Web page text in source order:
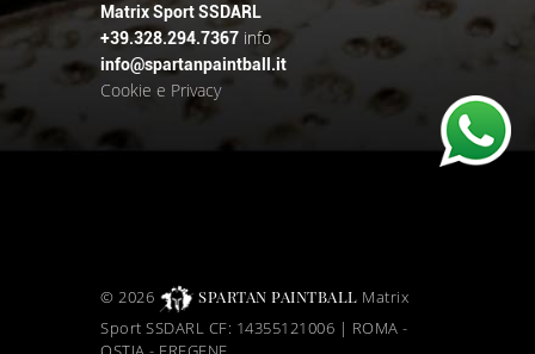
Matrix Sport SSDARL
+39.328.294.7367 info
info@spartanpaintball.it
Cookie e Privacy
© 2026 SPARTAN PAINTBALL Matrix
Sport SSDARL CF: 14355121006 | ROMA -